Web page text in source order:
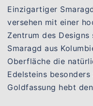
Einzigartiger
versehen mit einer
Zentrum des
Smaragd aus
Oberfläche die
Edelsteins
Goldfassung hebt